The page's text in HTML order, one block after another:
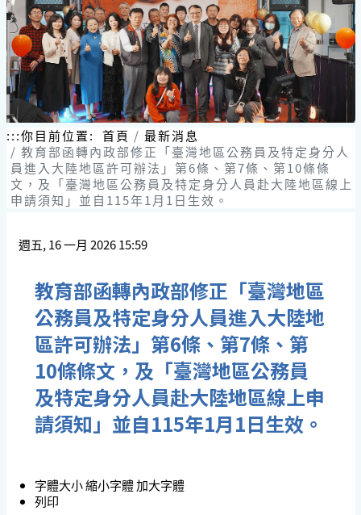
跳
到
主
要
內
容
區
塊
:::你目前位置: 首頁
最新消息
教育部函轉內政部修正「臺灣地區公務員及特定身分人
員進入大陸地區許可辦法」第6條、第7條、第10條條
文，及「臺灣地區公務員及特定身分人員赴大陸地區線上
申請須知」並自115年1月1日生效。
週五, 16 一月 2026 15:59
教育部函轉內政部修正「臺灣地區
公務員及特定身分人員進入大陸地
區許可辦法」第6條、第7條、第
10條條文，及「臺灣地區公務員
及特定身分人員赴大陸地區線上申
請須知」並自115年1月1日生效。
字體大小縮小字體加大字體
列印